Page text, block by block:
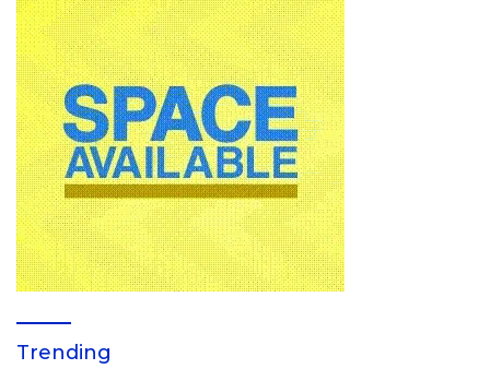
Trending